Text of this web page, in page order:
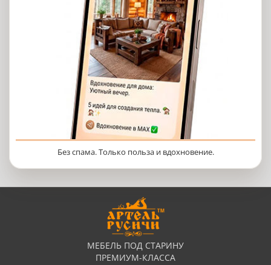
Без спама. Только польза и вдохновение.
МЕБЕЛЬ ПОД СТАРИНУ
ПРЕМИУМ-КЛАССА